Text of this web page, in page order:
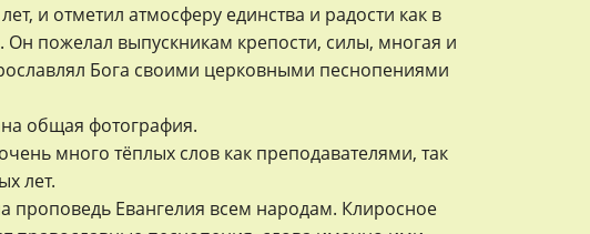
и отметил атмосферу единства и радости как в
Он пожелал выпускникам крепости, силы, многая и
Бога своими церковными песнопениями
общая фотография.
много тёплых слов как преподавателями, так
лет.
проповедь Евангелия всем народам. Клиросное